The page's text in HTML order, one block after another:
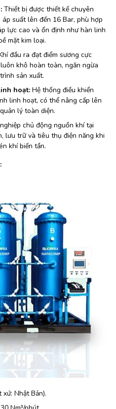
Thiết bị được thiết kế chuyên
suất lên đến 16 Bar, phù hợp
lực cao và ổn định như hàn linh
mặt kim loại.
đầu ra đạt điểm sương cực
khô hoàn toàn, ngăn ngừa
sản xuất.
hoạt: Hệ thống điều khiển
linh hoạt, có thể nâng cấp lên
lý toàn diện.
chủ động nguồn khí tại
lưu trữ và tiêu thụ điện năng khi
khí biến tần.
Nhật Bản).